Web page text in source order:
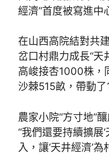
經濟”首度被寫進中
在山西高院結對共
岔口村鼎力成長“天
高峻接杏1000株，
沙棘515畝，帶動
農家小院“方寸地”
“我們還要持續擴展
入，讓‘天井經濟’